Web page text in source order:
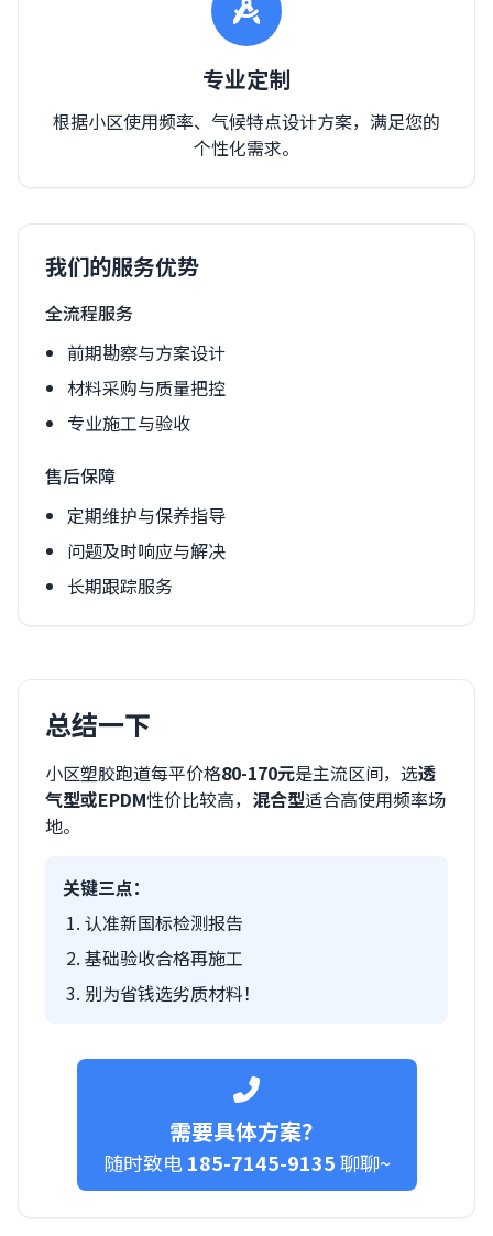
专业定制
根据小区使用频率、气候特点设计方案，满足您的
个性化需求。
我们的服务优势
全流程服务
前期勘察与方案设计
材料采购与质量把控
专业施工与验收
售后保障
定期维护与保养指导
问题及时响应与解决
长期跟踪服务
总结一下
小区塑胶跑道每平价格80-170元是主流区间，选透
气型或EPDM性价比较高， 混合型适合高使用频率场
地。
关键三点：
认准新国标检测报告
基础验收合格再施工
别为省钱选劣质材料！
需要具体方案？
随时致电185-7145-9135聊聊~